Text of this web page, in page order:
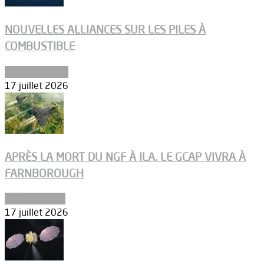
NOUVELLES ALLIANCES SUR LES PILES À
COMBUSTIBLE
17 juillet 2026
APRÈS LA MORT DU NGF À ILA, LE GCAP VIVRA À
FARNBOROUGH
17 juillet 2026